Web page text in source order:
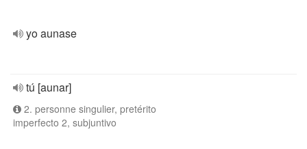
yo aunase
tú [aunar]
2. personne singulier, pretérito
imperfecto 2, subjuntivo